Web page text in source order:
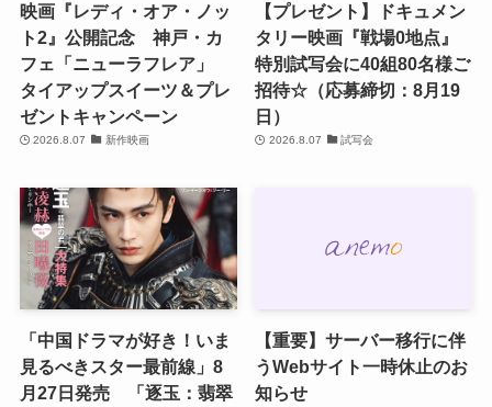
映画『レディ・オア・ノッ
ト2』公開記念 神戸・カ
フェ「ニューラフレア」
タイアップスイーツ＆プレ
ゼントキャンペーン
2026.8.07 新作映画
【プレゼント】ドキュメン
タリー映画『戦場0地点』
特別試写会に40組80名様ご
招待☆（応募締切：8月19
日）
2026.8.07 試写会
「中国ドラマが好き！いま
見るべきスター最前線」8
月27日発売 「逐玉：翡翠
【重要】サーバー移行に伴
うWebサイト一時休止のお
知らせ